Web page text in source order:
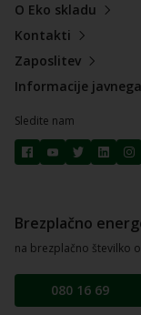
O Eko skladu
Kontakti
Zaposlitev
Informacije
Sledite nam
Brezplačno
na brezplačno številko
080 16 69